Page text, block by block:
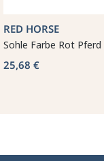
RED HORSE
Sohle Farbe Rot Pferd
25,68 €